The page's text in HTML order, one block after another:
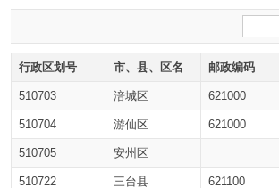
行政区划号 市、县、区名 邮政编码
510703 涪城区 621000
510704 游仙区 621000
510705 安州区
510722 三台县 621100